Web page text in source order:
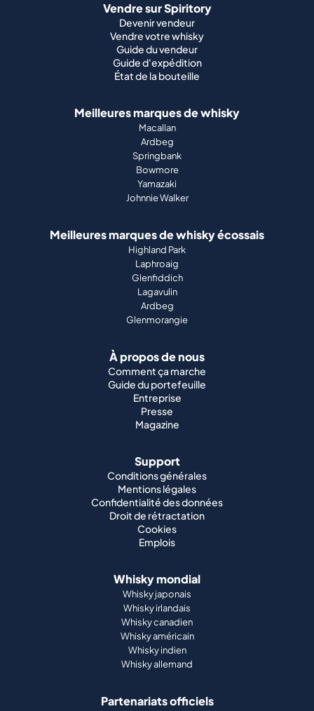
Vendre sur Spiritory
Devenir vendeur
Vendre votre whisky
Guide du vendeur
Guide d'expédition
État de la bouteille
Meilleures marques de whisky
Macallan
Ardbeg
Springbank
Bowmore
Yamazaki
Johnnie Walker
Meilleures marques de whisky écossais
Highland Park
Laphroaig
Glenfiddich
Lagavulin
Ardbeg
Glenmorangie
À propos de nous
Comment ça marche
Guide du portefeuille
Entreprise
Presse
Magazine
Support
Conditions générales
Mentions légales
Confidentialité des données
Droit de rétractation
Cookies
Emplois
Whisky mondial
Whisky japonais
Whisky irlandais
Whisky canadien
Whisky américain
Whisky indien
Whisky allemand
Partenariats officiels